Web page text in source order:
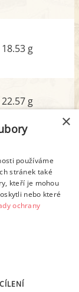
18.53 g
22.57 g
11.72 g
42.78 g
12.98 g
×
používáme
stránek také
kteří je mohou
nebo které
ochrany